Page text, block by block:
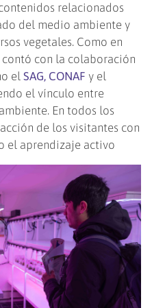
relacionados
del medio ambiente y
vegetales. Como en
con la colaboración
elSAG, CONAF y el
el vínculo entre
En todos los
de los visitantes con
el aprendizaje activo